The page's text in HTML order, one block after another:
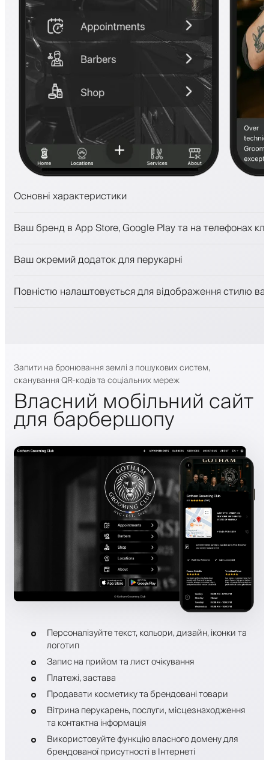
Основні характеристики
Платежі, застава
Залучайте клієнтів за допомогою програми
Ваш бренд в App Store, Google Play та на телефонах
Ваш окремий додаток для перукарні
Повністю налаштовується для відображення стилю
Запити на бронювання землі з пошукових систем,
сканування QR-кодів та соціальних мереж
Власний мобільний сайт
для барбершопу
Персоналізуйте текст, кольори, дизайн, іконки та
логотип
Запис на прийом та лист очікування
Платежі, застава
Продавати косметику та брендовані товари
Вітрина перукарень, послуги, місцезнаходження
та контактна інформація
Використовуйте функцію власного домену для
брендованої присутності в Інтернеті